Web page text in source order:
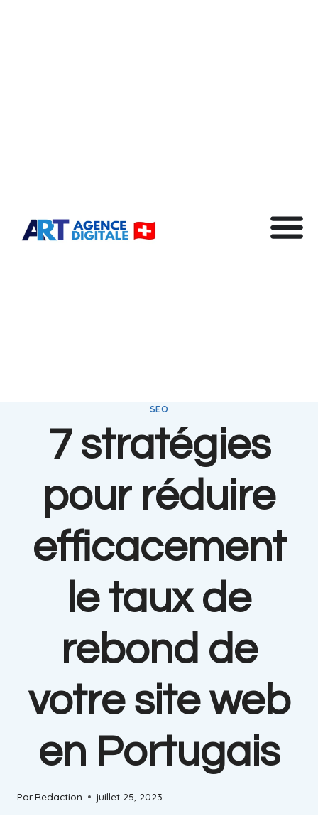
SEO
7 stratégies
pour réduire
efficacement
le taux de
rebond de
votre site web
en Portugais
ParRedaction juillet 25, 2023